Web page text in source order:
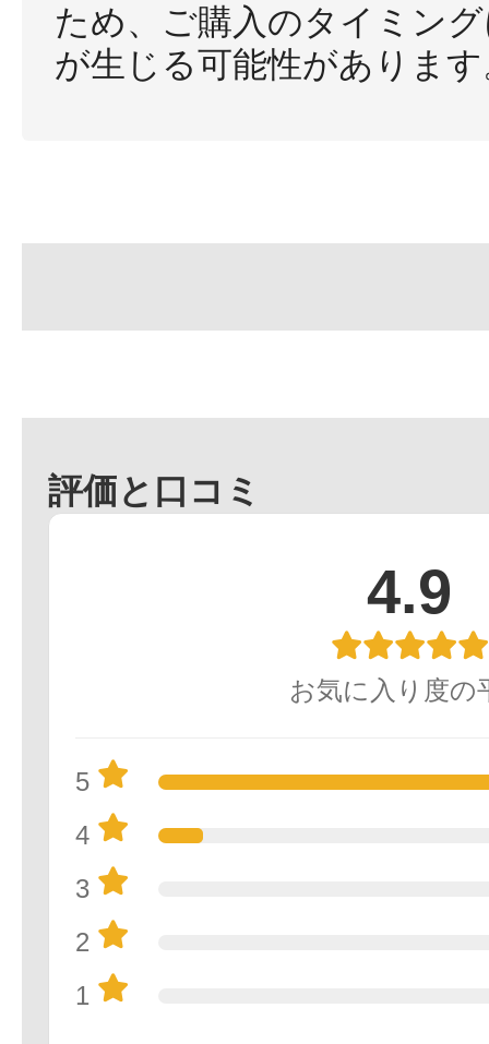
ため、ご購入のタイミン
が生じる可能性がありま
評価と口コミ
4.9
お気に入り度の
5
4
3
2
1